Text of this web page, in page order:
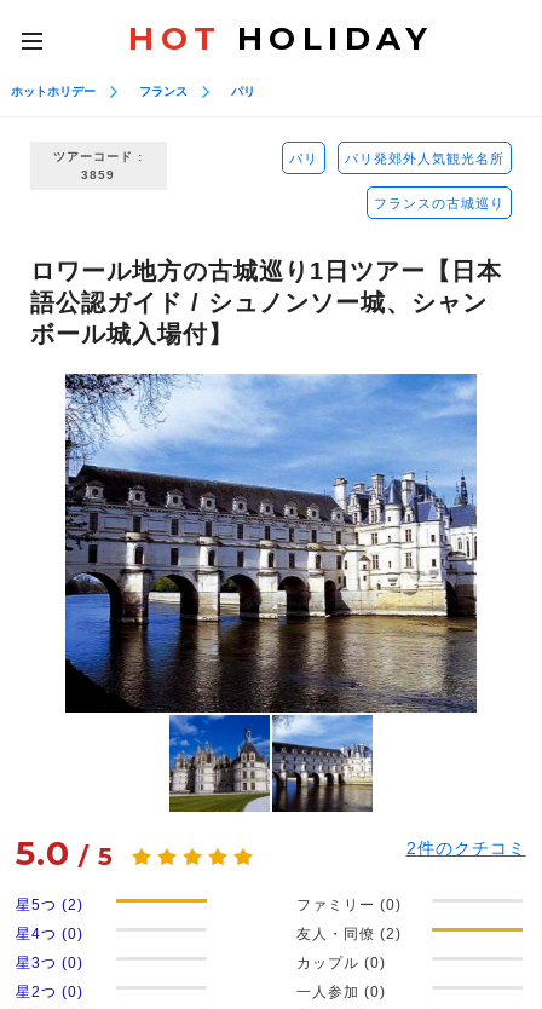
toggle
navigation
HOT HOLIDAY
ホットホリデー フランス パリ
ツアーコード :
3859
パリ パリ発郊外人気観光名所
フランスの古城巡り
ロワール地方の古城巡り1日ツアー【日本
語公認ガイド / シュノンソー城、シャン
ボール城入場付】
5.0 /5 2件のクチコミ
星5つ (2)
星4つ (0)
星3つ (0)
星2つ (0)
ファミリー (0)
友人・同僚 (2)
カップル (0)
一人参加 (0)